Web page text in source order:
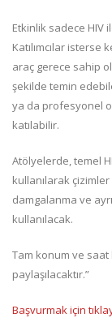
Etkinlik sadece HIV
Katılımcılar
araç gerece sahip
şekilde temin
ya da profesyonel
katılabilir.
Atölyelerde, temel
kullanılarak
damgalanma ve
kullanılacak.
Tam konum ve saat
paylaşılacaktır.”
Başvurmak için